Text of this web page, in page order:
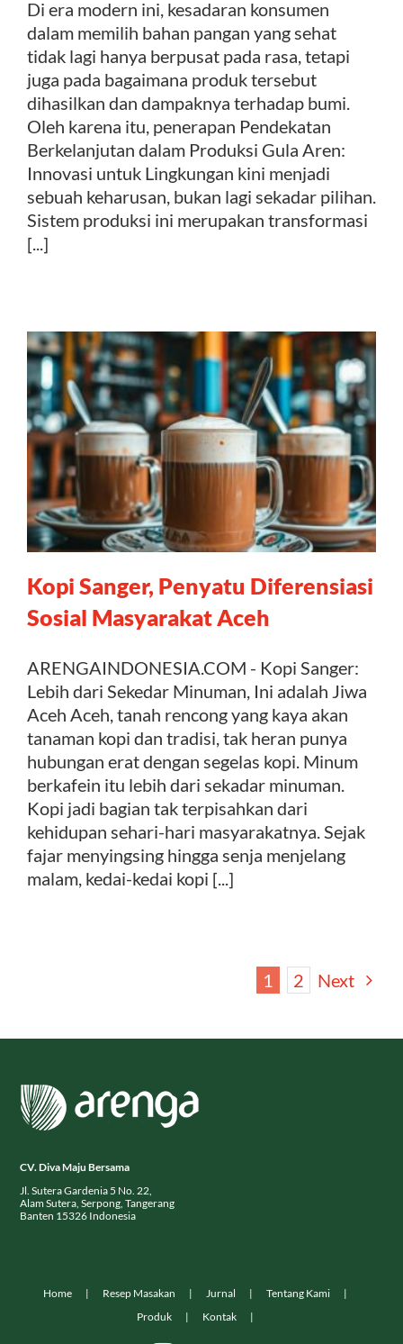
Di era modern ini, kesadaran konsumen
dalam memilih bahan pangan yang sehat
tidak lagi hanya berpusat pada rasa, tetapi
juga pada bagaimana produk tersebut
dihasilkan dan dampaknya terhadap bumi.
Oleh karena itu, penerapan Pendekatan
Berkelanjutan dalam Produksi Gula Aren:
Innovasi untuk Lingkungan kini menjadi
sebuah keharusan, bukan lagi sekadar pilihan.
Sistem produksi ini merupakan transformasi
[...]
Kopi Sanger, Penyatu Diferensiasi
Sosial Masyarakat Aceh
ARENGAINDONESIA.COM - Kopi Sanger:
Lebih dari Sekedar Minuman, Ini adalah Jiwa
Aceh Aceh, tanah rencong yang kaya akan
tanaman kopi dan tradisi, tak heran punya
hubungan erat dengan segelas kopi. Minum
berkafein itu lebih dari sekadar minuman.
Kopi jadi bagian tak terpisahkan dari
kehidupan sehari-hari masyarakatnya. Sejak
fajar menyingsing hingga senja menjelang
malam, kedai-kedai kopi [...]
1 2 Next
CV. Diva Maju Bersama
Jl. Sutera Gardenia 5 No. 22,
Alam Sutera, Serpong, Tangerang
Banten 15326 Indonesia
Home Resep Masakan Jurnal
Tentang Kami
Produk
Kontak